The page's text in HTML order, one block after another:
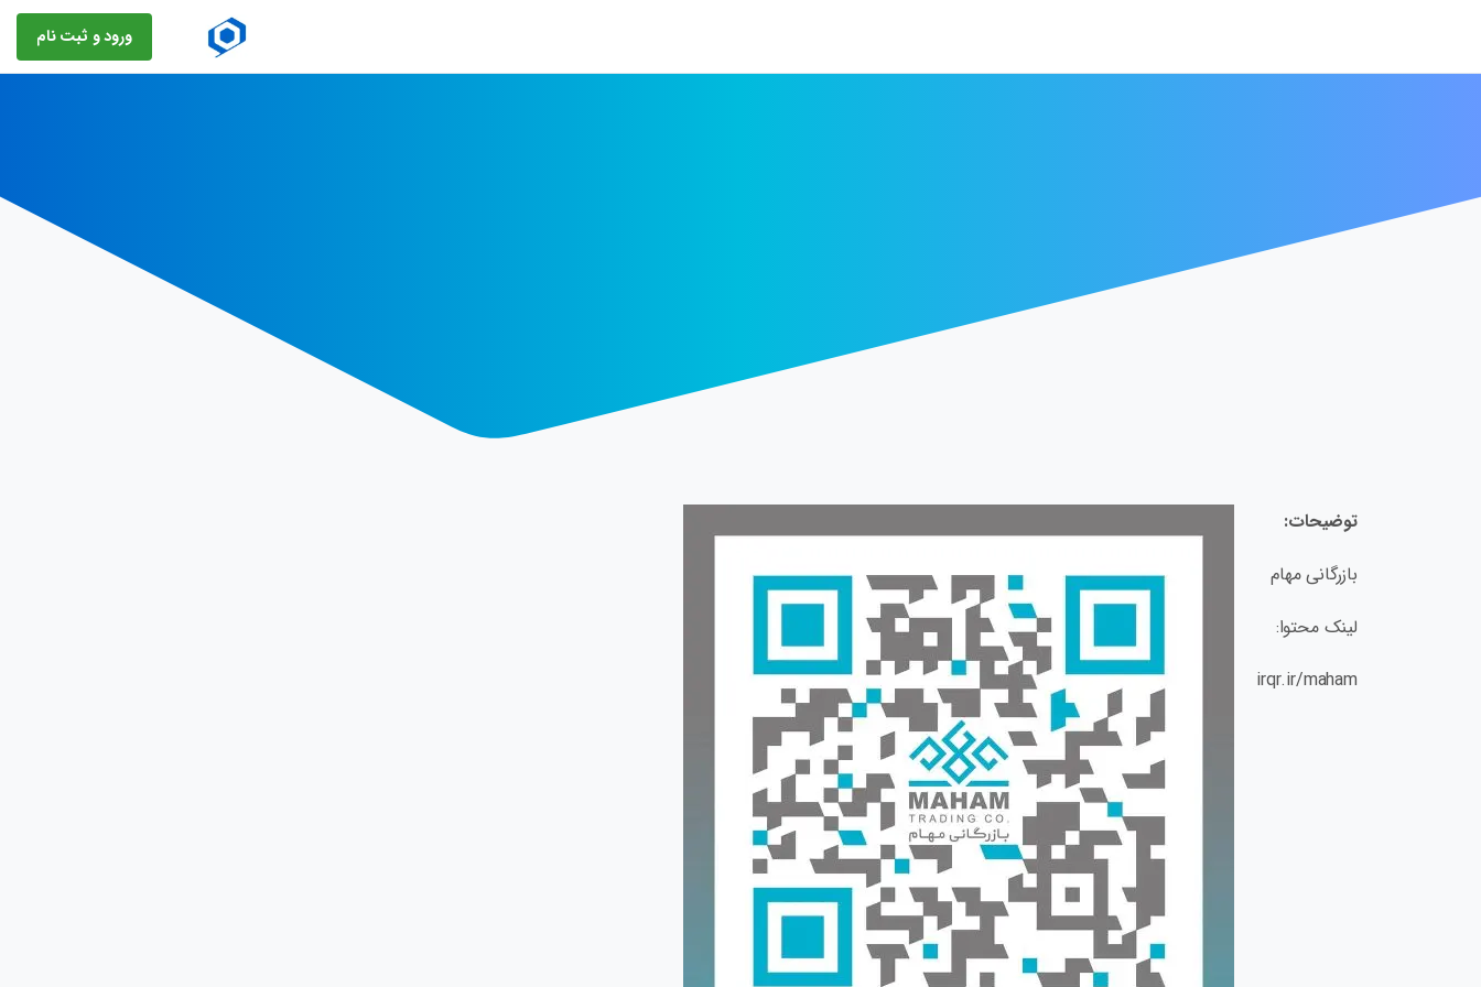
ورود و ثبت نام
توضیحات:
بازرگانی مهام
لینک محتوا:
irqr.ir/maham